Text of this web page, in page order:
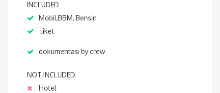
INCLUDED
Mobil,BBM, Bensin
tiket
dokumentasi by crew
NOT INCLUDED
Hotel